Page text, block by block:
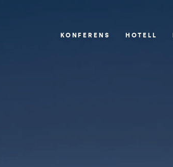
KONFERENS HOTELL